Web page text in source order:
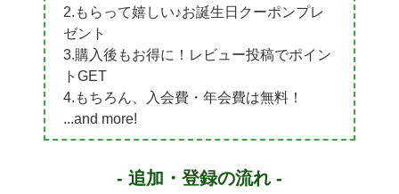
2.もらって嬉しい♪お誕生日クーポンプレ
ゼント
3.購入後もお得に！レビュー投稿でポイン
トGET
4.もちろん、入会費・年会費は無料！
...and more!
- 追加・登録の流れ -